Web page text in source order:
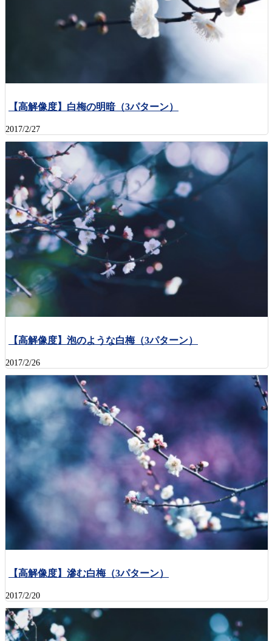
【高解像度】白梅の明暗（3パターン）
2017/2/27
【高解像度】泡のような白梅（3パターン）
2017/2/26
【高解像度】滲む白梅（3パターン）
2017/2/20